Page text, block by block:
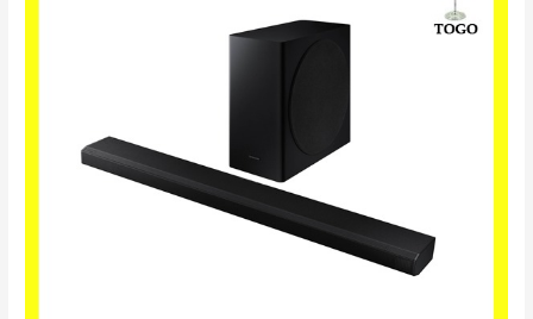
64.900 CFA.55.000 CFA.